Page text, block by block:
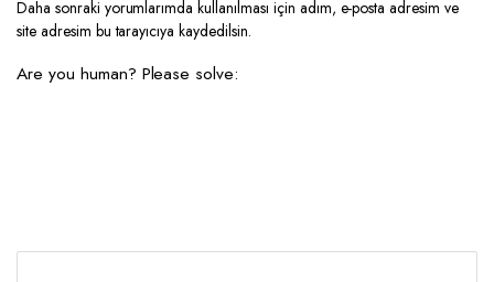
Daha sonraki yorumlarımda kullanılması için adım, e-posta adresim ve
site adresim bu tarayıcıya kaydedilsin.
Are you human? Please solve: